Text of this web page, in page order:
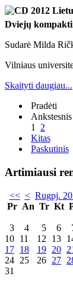
Dviejų
Sudarė Milda
Vilniaus
Skaityti daugiau...
Pradėti
Ankstesnis
1
2
Kitas
Paskutinis
Artimiausi
<< < Rugpj.
Pr An Tr Kt
3
4 5 6
10 11 12 13
17 18 19 20
24 25 26 27
31